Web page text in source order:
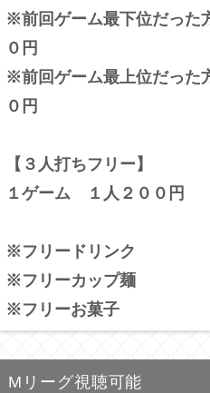
※前回ゲーム最下位だった
０円
※前回ゲーム最上位だった
０円
【３人打ちフリー】
１ゲーム １人２００円
※フリードリンク
※フリーカップ麺
※フリーお菓子
Mリーグ視聴可能